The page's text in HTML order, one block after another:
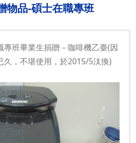
物品-碩士在職專班
專班畢業生捐贈－咖啡機乙臺(因
久，不堪使用，於2015/5汰換)